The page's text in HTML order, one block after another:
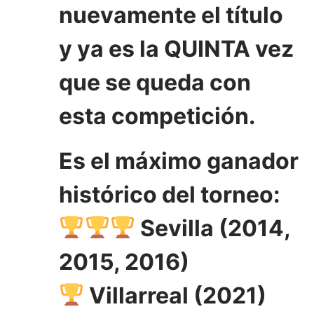
nuevamente el título
y ya es la QUINTA vez
que se queda con
esta competición.
Es el máximo ganador
histórico del torneo:
Sevilla (2014,
2015, 2016)
Villarreal (2021)